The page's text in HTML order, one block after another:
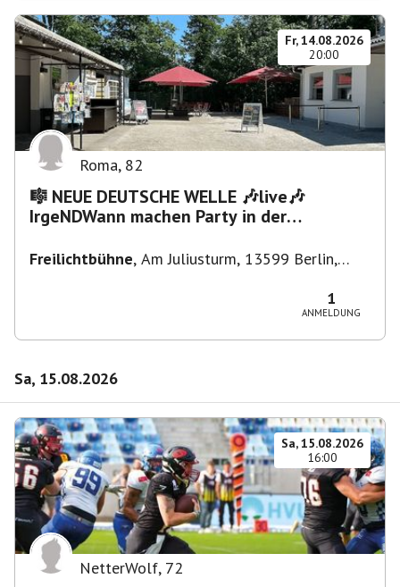
Fr, 14.08.2026
20:00
Roma, 82
🎼 NEUE DEUTSCHE WELLE 🎶live🎶
IrgeNDWann machen Party in der
Freilichtbühne, Am Juliusturm, 13599 Berlin,
1
ANMELDUNG
Sa, 15.08.2026
Sa, 15.08.2026
16:00
NetterWolf, 72